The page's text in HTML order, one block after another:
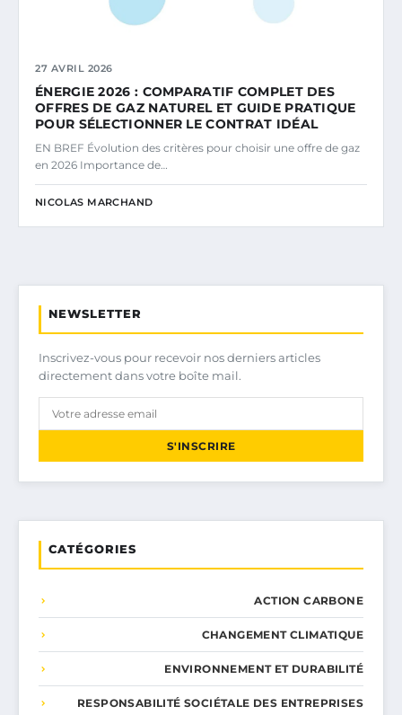
27 AVRIL 2026
ÉNERGIE 2026 : COMPARATIF COMPLET DES
OFFRES DE GAZ NATUREL ET GUIDE PRATIQUE
POUR SÉLECTIONNER LE CONTRAT IDÉAL
EN BREF Évolution des critères pour choisir une offre de gaz
en 2026 Importance de…
NICOLAS MARCHAND
NEWSLETTER
Inscrivez-vous pour recevoir nos derniers articles
directement dans votre boîte mail.
S'INSCRIRE
CATÉGORIES
ACTION CARBONE
CHANGEMENT CLIMATIQUE
ENVIRONNEMENT ET DURABILITÉ
RESPONSABILITÉ SOCIÉTALE DES ENTREPRISES